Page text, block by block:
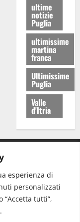
esperienza di
personalizzati
“Accetta tutti”,
ultime
notizie
Puglia
ultimissime
martina
franca
Ultimissime
Puglia
Valle
d'Itria